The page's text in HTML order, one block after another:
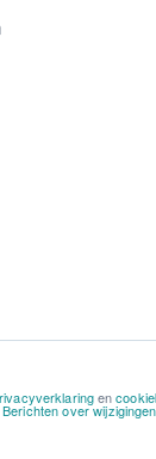
en
Berichten over